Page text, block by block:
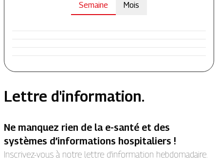
Semaine Mois
Lettre d'information.
Ne manquez rien de la e-santé et des
systèmes d’informations hospitaliers !
Inscrivez-vous à notre lettre d’information hebdomadaire.